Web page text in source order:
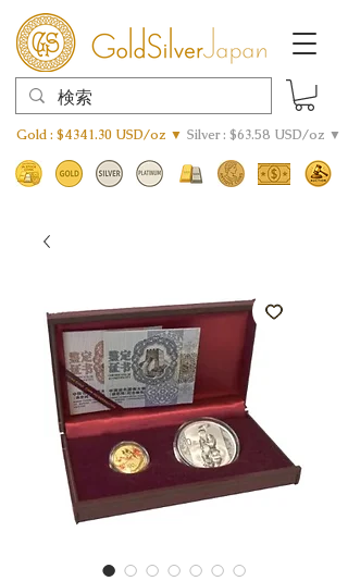
Gold : $4341.30 USD/oz ▼ Silver : $63.58 USD/oz ▼